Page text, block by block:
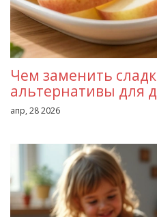
Чем заменить
альтернативы для
апр, 28 2026